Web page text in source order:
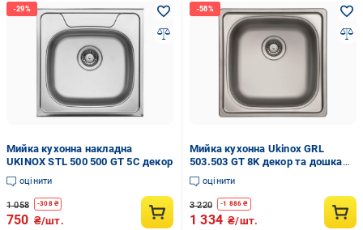
Мийка кухонна накладна
UKINOX STL 500 500 GT 5C декор
оцінити
1 058 -308₴
750 ₴/шт.
Мийка кухонна Ukinox GRL
503.503 GT 8K декор та дошка
кухонна обробна
оцінити
3 220 -1 886 ₴
1 334 ₴/шт.